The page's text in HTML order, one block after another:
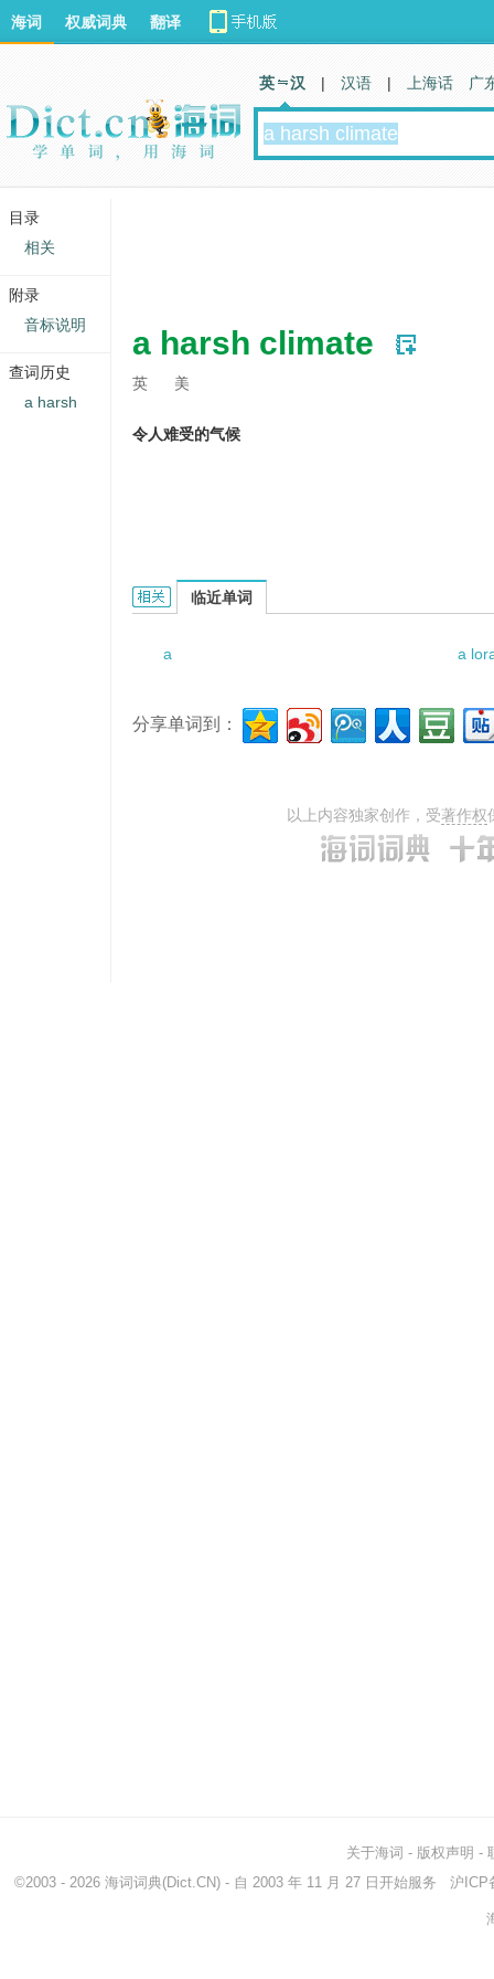
a harsh climate
英 美
令人难受的气候
a harsh climate的相关资料：
临近单词
a a
分享单词到：
以上内容独家创作，受著作权
海词 权威词典 翻译
英 汉 | 汉语 | 上海话 广
关于海词 - 版权声明 -
©2003 - 2026 海词词典(Dict.CN) - 自 2003 年 11 月 27 日开始服务 沪ICP
目录
相关
附录
音标说明
查词历史
a harsh